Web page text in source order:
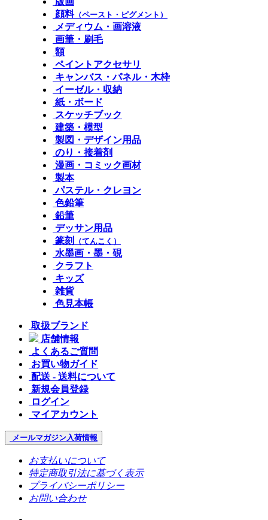
顔料（ペースト・ピグメント）
メディウム・画溶液
画筆・刷毛
額
ペイントアクセサリ
キャンバス・パネル・木枠
イーゼル・収納
紙・ボード
スケッチブック
建築・模型
製図・デザイン用品
のり・接着剤
漫画・コミック画材
製本
パステル・クレヨン
色鉛筆
鉛筆
デッサン用品
篆刻
（てんこく）
水墨画・墨・硯
クラフト
キッズ
雑貨
色見本帳
取扱ブランド
店舗情報
よくあるご質問
お買い物ガイド
配送 - 送料について
新規会員登録
ログイン
マイアカウント
メールマガジン入荷情報
お支払いについて
特定商取引法に基づく表示
プライバシーポリシー
お問い合わせ